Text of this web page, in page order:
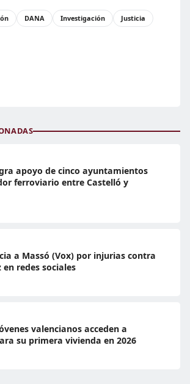
DANA Investigación
Justicia
apoyo de cinco ayuntamientos
ferroviario entre Castelló y
a Massó (Vox) por injurias contra
en redes sociales
valencianos acceden a
su primera vivienda en 2026